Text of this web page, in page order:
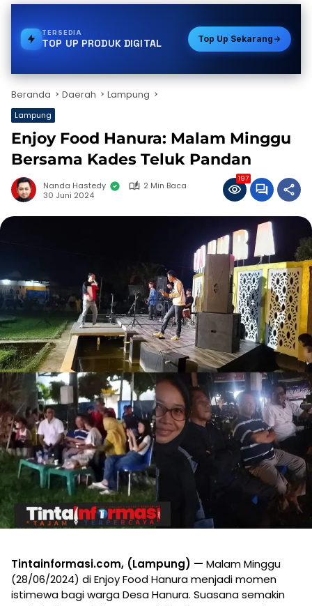
TERSEDIA
TOP UP PRODUK DIGITAL Top Up Sekarang
Beranda Daerah Lampung
Lampung
Enjoy Food Hanura: Malam Minggu
Bersama Kades Teluk Pandan
Nanda Hastedy
2 Min Baca
30 Juni 2024
197
Tintainformasi.com, (Lampung) — Malam Minggu
(28/06/2024) di Enjoy Food Hanura menjadi momen
istimewa bagi warga Desa Hanura. Suasana semakin